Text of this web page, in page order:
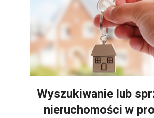
Wyszukiwanie lub
nieruchomości w